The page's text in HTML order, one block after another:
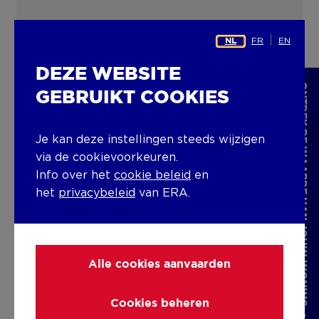
ONTDEK DE WAARDE VAN JOUW WONING
ERA TOURNIER
NL FR EN
DEZE WEBSITE
GEBRUIKT COOKIES
Je kan deze instellingen steeds wijzigen
via de cookievoorkeuren.
Info over het cookie beleid en
het privacybeleid van ERA.
Alle cookies aanvaarden
Cookies beheren